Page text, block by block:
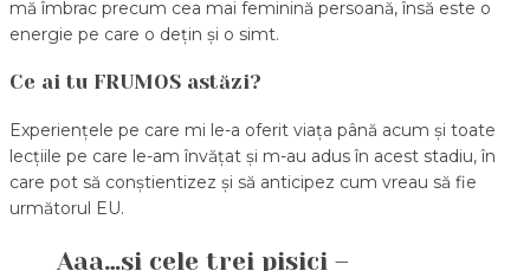
mă îmbrac precum cea mai feminină persoană, însă este o
energie pe care o dețin și o simt.
Ce ai tu FRUMOS astăzi?
Experiențele pe care mi le-a oferit viața până acum și toate
lecțiile pe care le-am învățat și m-au adus în acest stadiu, în
care pot să conștientizez și să anticipez cum vreau să fie
următorul EU.
Aaa…și cele trei pisici –